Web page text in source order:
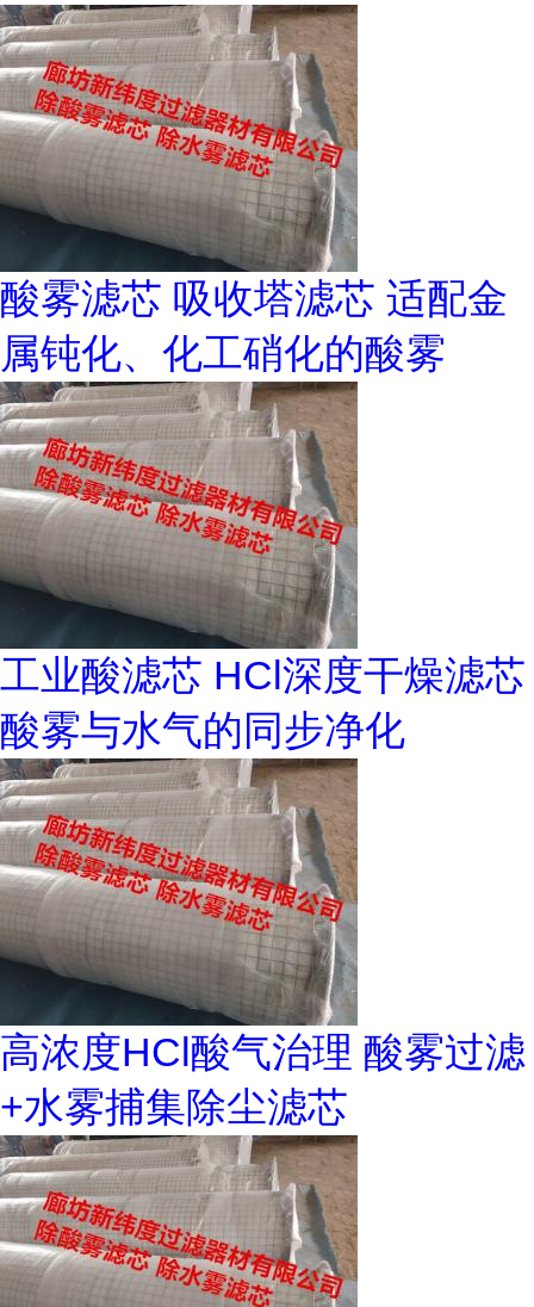
酸雾滤芯 吸收塔滤芯 适配金
属钝化、化工硝化的酸雾
工业酸滤芯 HCl深度干燥滤芯
酸雾与水气的同步净化
高浓度HCl酸气治理 酸雾过滤
+水雾捕集除尘滤芯